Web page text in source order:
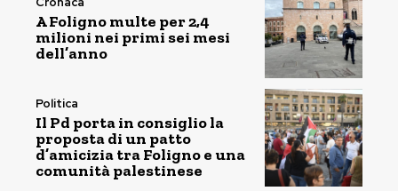
A Foligno multe per 2,4
milioni nei primi sei mesi
dell’anno
Politica
Il Pd porta in consiglio la
proposta di un patto
d’amicizia tra Foligno e una
comunità palestinese